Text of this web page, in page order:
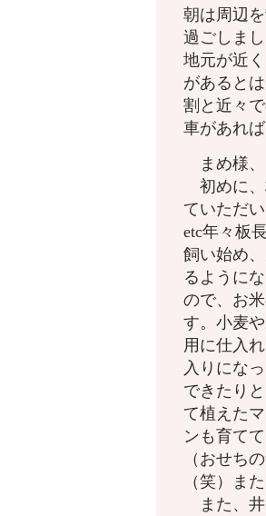
朝は周辺
過ごしまし
地元が近
があると
割と近々
車があれ
まめ様、
初めに、
ていただ
etc年々板
飼い始め
るように
ので、お
す。小麦
用に仕入
入りにな
できたり
て植えた
ンも育て
（おせち
（笑）ま
また、井